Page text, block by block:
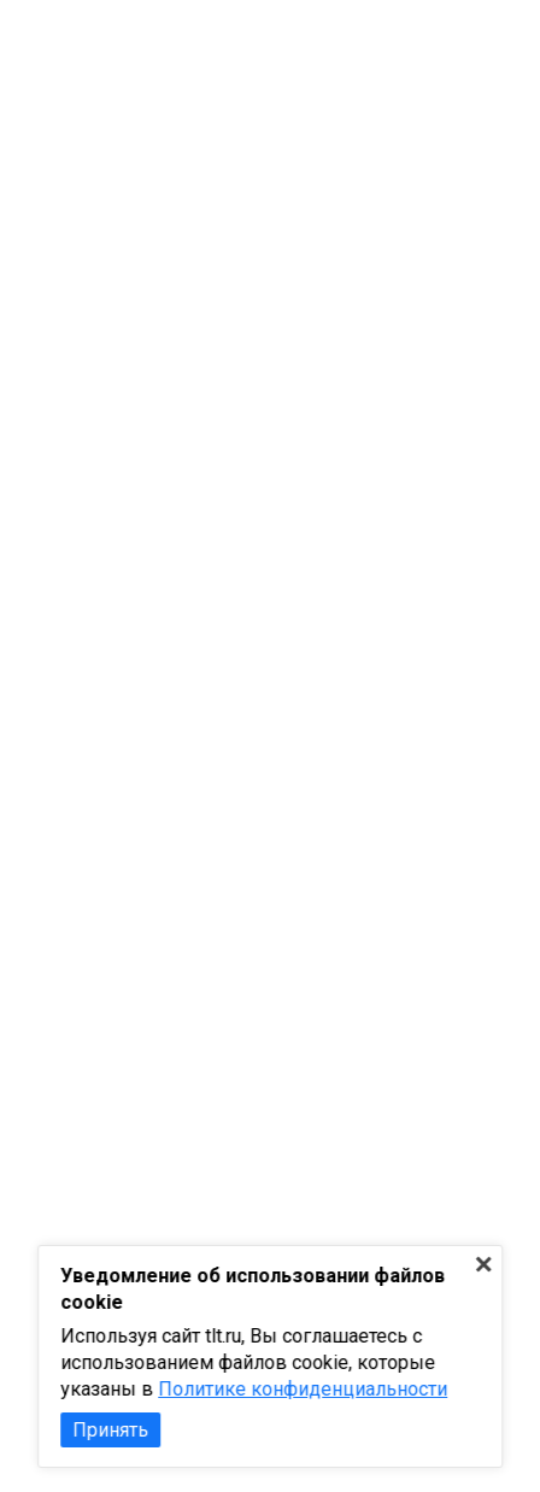
Уведомление об использовании файлов
cookie
Используя сайт tlt.ru, Вы соглашаетесь с
использованием файлов cookie, которые
указаны в Политике конфиденциальности
Принять